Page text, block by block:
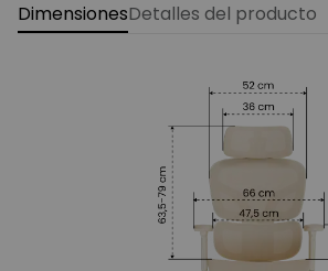
DimensionesDetalles del producto